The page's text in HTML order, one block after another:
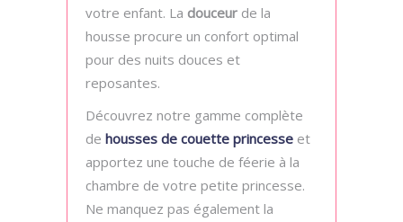
votre enfant. La douceur de la
housse procure un confort optimal
pour des nuits douces et
reposantes.
Découvrez notre gamme complète
de housses de couette princesse et
apportez une touche de féerie à la
chambre de votre petite princesse.
Ne manquez pas également la